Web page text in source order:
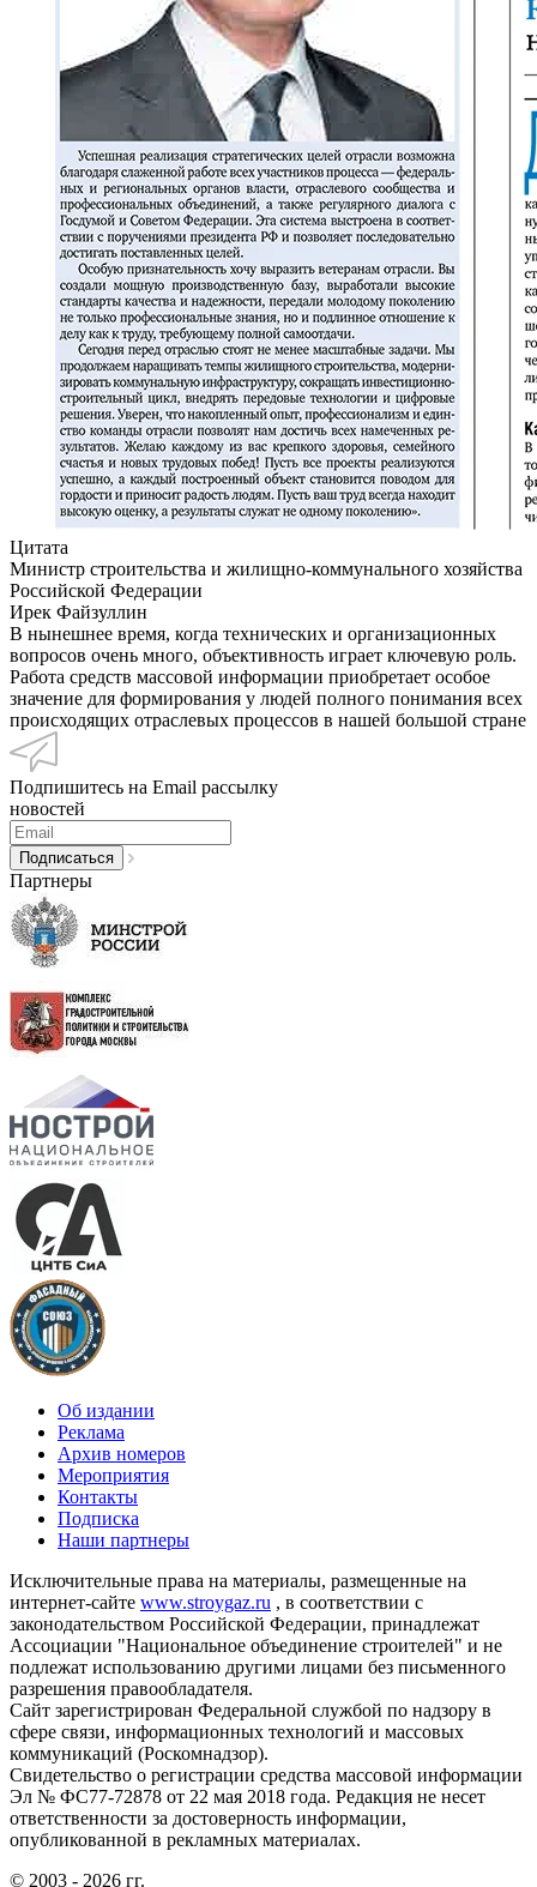
Цитата
Министр строительства и жилищно-коммунального хозяйства
Российской Федерации
Ирек Файзуллин
В нынешнее время, когда технических и организационных
вопросов очень много, объективность играет ключевую роль.
Работа средств массовой информации приобретает особое
значение для формирования у людей полного понимания всех
происходящих отраслевых процессов в нашей большой стране
Подпишитесь на Email рассылку
новостей
Партнеры
Об издании
Реклама
Архив номеров
Мероприятия
Контакты
Подписка
Наши партнеры
Исключительные права на материалы, размещенные на
интернет-сайте www.stroygaz.ru , в соответствии с
законодательством Российской Федерации, принадлежат
Ассоциации "Национальное объединение строителей" и не
подлежат использованию другими лицами без письменного
разрешения правообладателя.
Сайт зарегистрирован Федеральной службой по надзору в
сфере связи, информационных технологий и массовых
коммуникаций (Роскомнадзор).
Свидетельство о регистрации средства массовой информации
Эл № ФС77-72878 от 22 мая 2018 года. Редакция не несет
ответственности за достоверность информации,
опубликованной в рекламных материалах.
© 2003 - 2026 гг.